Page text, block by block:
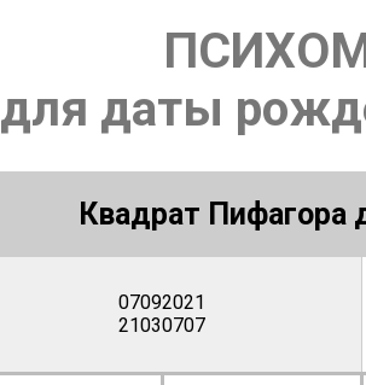
для даты
Квадрат Пифагора
07092021
21030707